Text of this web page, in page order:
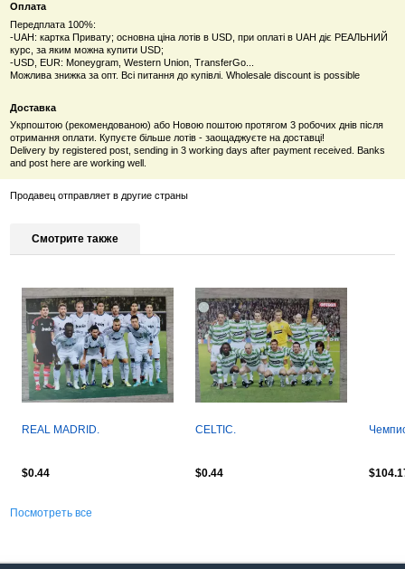
Оплата
Передплата 100%:
-UAH: картка Привату; основна ціна лотів в USD, при оплаті в UAH діє РЕАЛЬНИЙ
курс, за яким можна купити USD;
-USD, EUR: Moneygram, Western Union, TransferGo...
Можлива знижка за опт. Всі питання до купівлі. Wholesale discount is possible
Доставка
Укрпоштою (рекомендованою) або Новою поштою протягом 3 робочих днів після
отримання оплати. Купуєте більше лотів - заощаджуєте на доставці!
Delivery by registered post, sending in 3 working days after payment received. Banks
and post here are working well.
Продавец отправляет в другие страны
Смотрите также
REAL MADRID.
$0.44
CELTIC.
$0.44
Посмотреть все